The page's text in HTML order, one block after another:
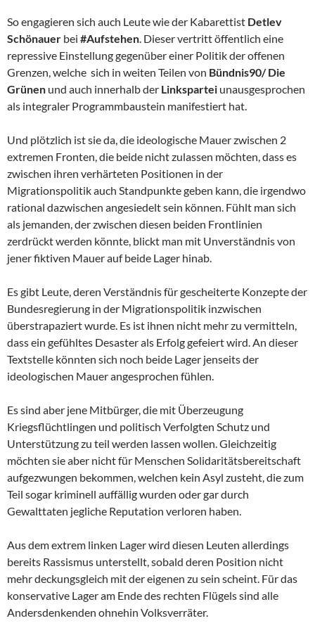
So engagieren sich auch Leute wie der Kabarettist Detlev
Schönauer bei #Aufstehen. Dieser vertritt öffentlich eine
repressive Einstellung gegenüber einer Politik der offenen
Grenzen, welche sich in weiten Teilen von Bündnis90/ Die
Grünen und auch innerhalb der Linkspartei unausgesprochen
als integraler Programmbaustein manifestiert hat.
Und plötzlich ist sie da, die ideologische Mauer zwischen 2
extremen Fronten, die beide nicht zulassen möchten, dass es
zwischen ihren verhärteten Positionen in der
Migrationspolitik auch Standpunkte geben kann, die irgendwo
rational dazwischen angesiedelt sein können. Fühlt man sich
als jemanden, der zwischen diesen beiden Frontlinien
zerdrückt werden könnte, blickt man mit Unverständnis von
jener fiktiven Mauer auf beide Lager hinab.
Es gibt Leute, deren Verständnis für gescheiterte Konzepte der
Bundesregierung in der Migrationspolitik inzwischen
überstrapaziert wurde. Es ist ihnen nicht mehr zu vermitteln,
dass ein gefühltes Desaster als Erfolg gefeiert wird. An dieser
Textstelle könnten sich noch beide Lager jenseits der
ideologischen Mauer angesprochen fühlen.
Es sind aber jene Mitbürger, die mit Überzeugung
Kriegsflüchtlingen und politisch Verfolgten Schutz und
Unterstützung zu teil werden lassen wollen. Gleichzeitig
möchten sie aber nicht für Menschen Solidaritätsbereitschaft
aufgezwungen bekommen, welchen kein Asyl zusteht, die zum
Teil sogar kriminell auffällig wurden oder gar durch
Gewalttaten jegliche Reputation verloren haben.
Aus dem extrem linken Lager wird diesen Leuten allerdings
bereits Rassismus unterstellt, sobald deren Position nicht
mehr deckungsgleich mit der eigenen zu sein scheint. Für das
konservative Lager am Ende des rechten Flügels sind alle
Andersdenkenden ohnehin Volksverräter.